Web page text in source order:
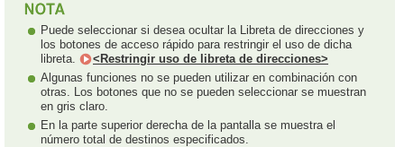
Puede seleccionar si desea ocultar la Libreta de direcciones y
los botones de acceso rápido para restringir el uso de dicha
libreta.
<Restringir uso de libreta de direcciones>
Algunas funciones no se pueden utilizar en combinación con
otras. Los botones que no se pueden seleccionar se muestran
en gris claro.
En la parte superior derecha de la pantalla se muestra el
número total de destinos especificados.